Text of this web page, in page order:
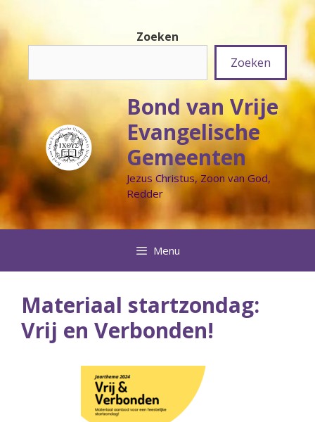
naar
de
Zoeken
Zoeken
Bond van Vrije
Evangelische
Gemeenten
Jezus Christus, Zoon van God,
Redder
Menu
Materiaal startzondag:
Vrij en Verbonden!